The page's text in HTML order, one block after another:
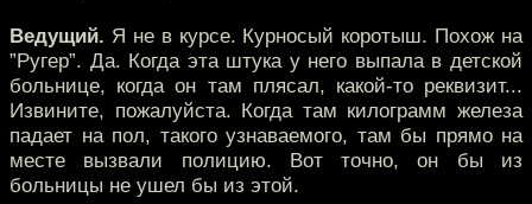
Ведущий. Я не в курсе. Курносый коротыш. Похож на
”Ругер”. Да. Когда эта штука у него выпала в детской
больнице, когда он там плясал, какой-то реквизит...
Извините, пожалуйста. Когда там килограмм железа
падает на пол, такого узнаваемого, там бы прямо на
месте вызвали полицию. Вот точно, он бы из
больницы не ушел бы из этой.